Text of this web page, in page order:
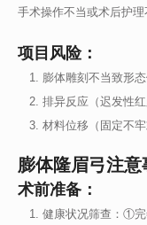
手术操作不当或术后护理
项目风险：
膨体雕刻不当致形态
排异反应（迟发性
材料位移（固定不牢
膨体隆眉弓注意
术前准备：
健康状况筛查：①完